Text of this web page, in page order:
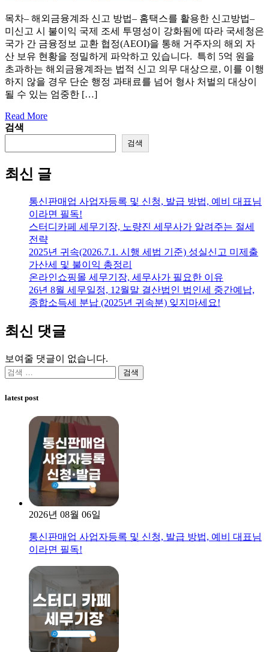
목차– 해외금융계좌 신고 방법– 홈택스를 활용한 신고방법–
미신고 시 불이익 국제 조세 투명성이 강화됨에 따라 국세청은
국가 간 금융정보 교환 협정(AEOI)을 통해 거주자의 해외 자
산 보유 현황을 정밀하게 파악하고 있습니다. ​ 특히 5억 원을
초과하는 해외금융계좌는 법적 신고 의무 대상으로, 이를 이행
하지 않을 경우 단순 행정 과태료를 넘어 형사 처벌의 대상이
될 수 있는 엄중한 […]
Read More
검색
검색
최신 글
통신판매업 사업자등록 및 신청, 발급 방법, 예비 대표님
이라면 필독!
스터디카페 세무기장, 노량진 세무사가 알려주는 절세
전략
2025년 귀속(2026.7.1. 시행 세법 기준) 성실신고 미제출
가산세 및 불이익 총정리
온라인쇼핑몰 세무기장, 세무사가 필요한 이유
26년 8월 세무일정, 12월말 결산법인 법인세 중간예납,
종합소득세 분납 (2025년 귀속분) 잊지마세요!
최신 댓글
보여줄 댓글이 없습니다.
검
latest post
2026년 08월 06일
통신판매업 사업자등록 및 신청, 발급 방법, 예비 대표님
이라면 필독!